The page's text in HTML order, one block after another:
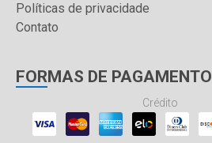
Políticas de privacidade
Contato
FORMAS DE PAGAMENTO
Crédito